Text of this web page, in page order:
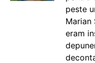
peste
Marian
eram